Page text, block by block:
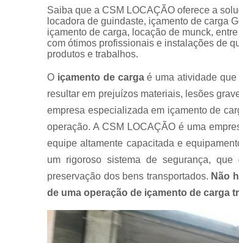
para
para
Munk
Munk
Saiba que a CSM LOCAÇÃO oferece a
locadora de guindaste, içamento de carga
içamento de carga, locação de munck,
com ótimos profissionais e instalações de
produtos e trabalhos.
O içamento de cargaé uma atividade que
resultar em prejuízos materiais, lesões
empresa especializada em içamento de
operação. A CSM LOCAÇÃO é uma
equipe altamente capacitada e
um rigoroso sistema de segurança,
preservação dos bens transportados. Não
de uma operação de içamento de carga